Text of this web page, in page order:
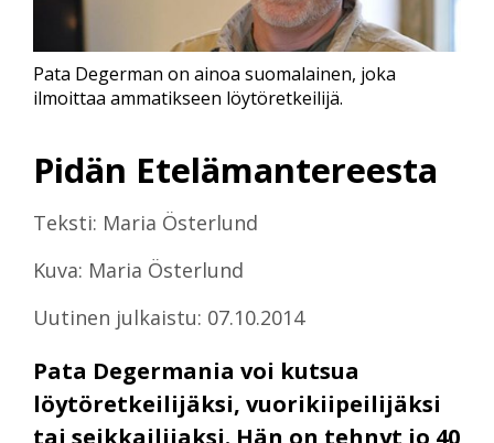
Pidän Etelämantereesta
Teksti: Maria Österlund
Kuva: Maria Österlund
Uutinen julkaistu: 07.10.2014
Pata Degermania voi kutsua
löytöretkeilijäksi, vuorikiipeilijäksi
tai seikkailijaksi. Hän on tehnyt jo 40
Pata Degerman on ainoa suomalainen, joka
ilmoittaa ammatikseen löytöretkeilijä.